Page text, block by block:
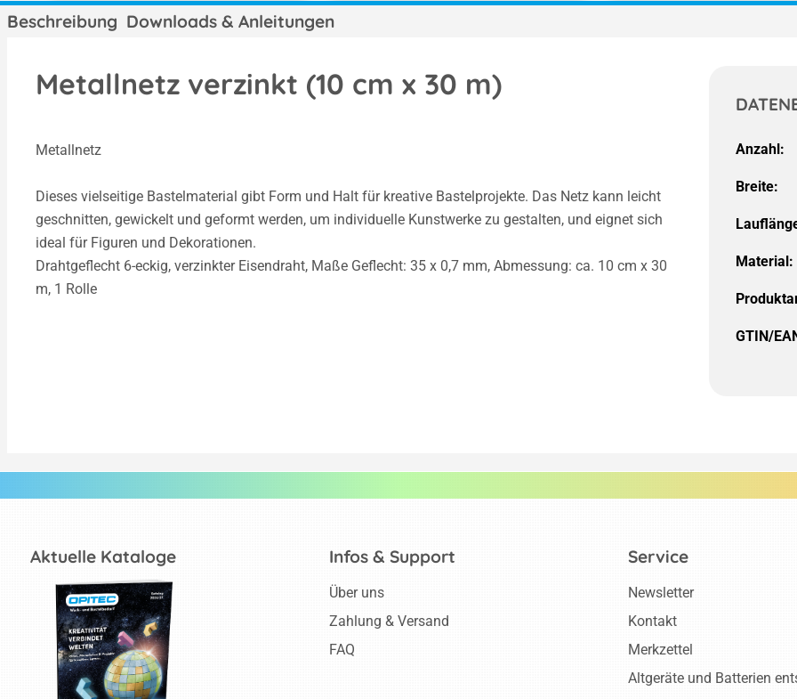
Beschreibung Downloads & Anleitungen
Metallnetz verzinkt (10 cm x 30 m)
Metallnetz
Dieses vielseitige Bastelmaterial gibt Form und Halt für kreative Bastelprojekte. Das Netz kann leicht
geschnitten, gewickelt und geformt werden, um individuelle Kunstwerke zu gestalten, und eignet sich
ideal für Figuren und Dekorationen.
Drahtgeflecht 6-eckig, verzinkter Eisendraht, Maße Geflecht: 35 x 0,7 mm, Abmessung: ca. 10 cm x 30
m, 1 Rolle
Anzahl:
Breite:
Material:
GTIN/
Aktuelle Kataloge Infos & Support
Über uns
Zahlung & Versand
FAQ
Service
Newsletter
Kontakt
Merkzettel
Altgeräte und Batterien